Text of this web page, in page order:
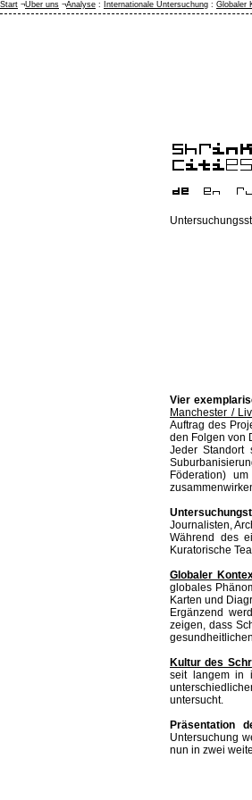
Vier
Manchester /
Auftrag des
den Folgen von
Jeder Standort
Föderation)
Journalisten,
Während des
Kuratorische
Globaler
globales
Karten und
Ergänzend
zeigen, dass
Kultur des
seit langem in
untersucht.
Präsentation
Untersuchung
nun in zwei
Start ¬Über uns ¬Analyse : Internationale Untersuchung : Globaler